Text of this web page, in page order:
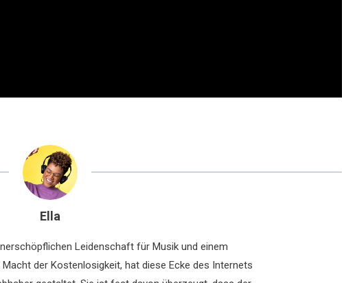
Ella
Leidenschaft für Musik und einem
der Kostenlosigkeit, hat diese Ecke des Internets